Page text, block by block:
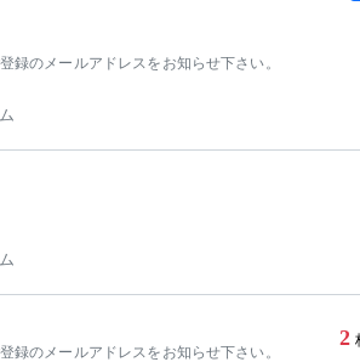
録のメールアドレスをお知らせ下さい。
録のメールアドレスをお知らせ下さい。
2